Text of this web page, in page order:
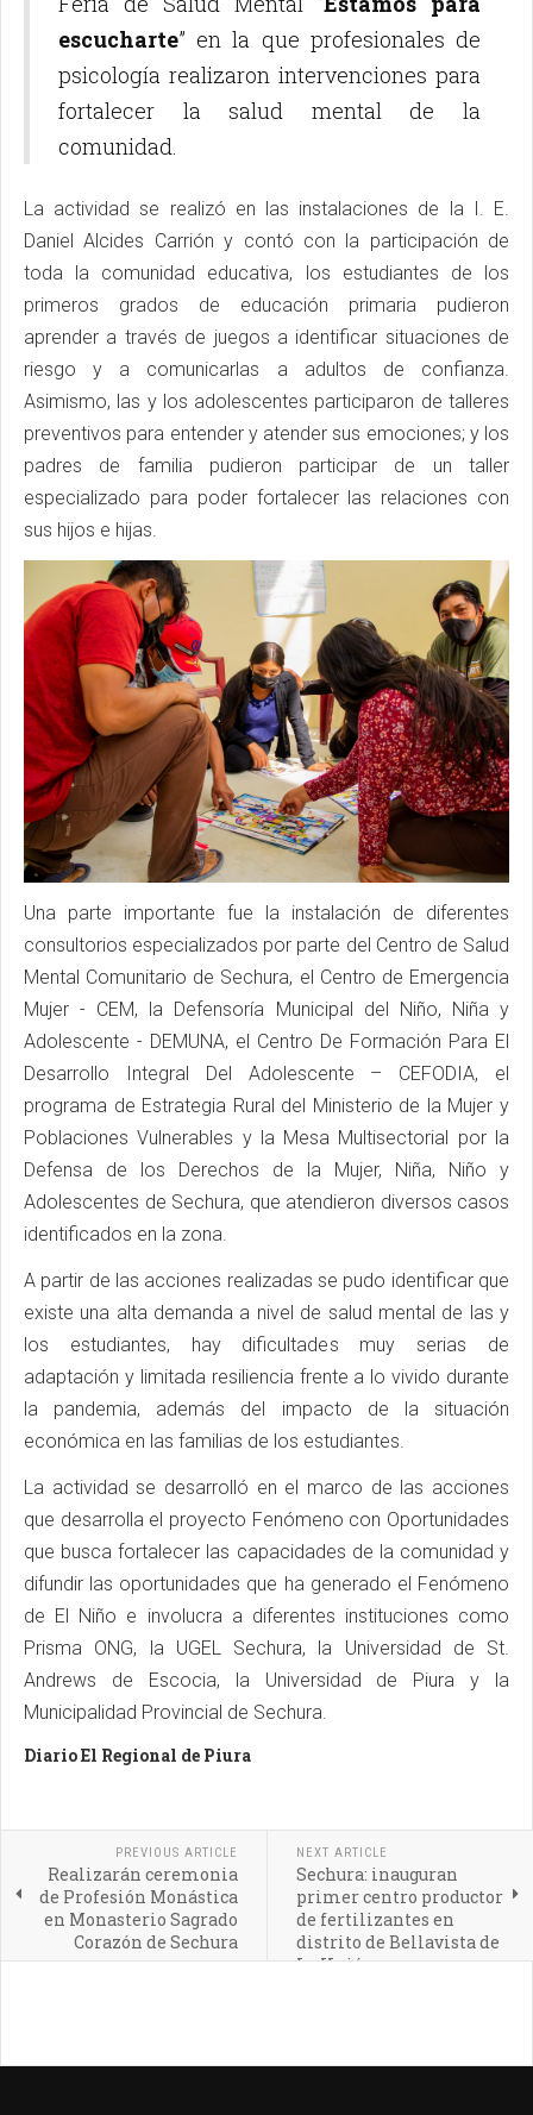
escucharte” en la que profesionales de
psicología realizaron intervenciones para
fortalecer la salud mental de la
comunidad.
La actividad se realizó en las instalaciones de la I. E.
Daniel Alcides Carrión y contó con la participación de
toda la comunidad educativa, los estudiantes de los
primeros grados de educación primaria pudieron
aprender a través de juegos a identificar situaciones de
riesgo y a comunicarlas a adultos de confianza.
Asimismo, las y los adolescentes participaron de talleres
preventivos para entender y atender sus emociones; y los
padres de familia pudieron participar de un taller
especializado para poder fortalecer las relaciones con
sus hijos e hijas.
Una parte importante fue la instalación de diferentes
consultorios especializados por parte del Centro de Salud
Mental Comunitario de Sechura, el Centro de Emergencia
Mujer - CEM, la Defensoría Municipal del Niño, Niña y
Adolescente - DEMUNA, el Centro De Formación Para El
Desarrollo Integral Del Adolescente – CEFODIA, el
programa de Estrategia Rural del Ministerio de la Mujer y
Poblaciones Vulnerables y la Mesa Multisectorial por la
Defensa de los Derechos de la Mujer, Niña, Niño y
Adolescentes de Sechura, que atendieron diversos casos
identificados en la zona.
A partir de las acciones realizadas se pudo identificar que
existe una alta demanda a nivel de salud mental de las y
los estudiantes, hay dificultades muy serias de
adaptación y limitada resiliencia frente a lo vivido durante
la pandemia, además del impacto de la situación
económica en las familias de los estudiantes.
La actividad se desarrolló en el marco de las acciones
que desarrolla el proyecto Fenómeno con Oportunidades
que busca fortalecer las capacidades de la comunidad y
difundir las oportunidades que ha generado el Fenómeno
de El Niño e involucra a diferentes instituciones como
Prisma ONG, la UGEL Sechura, la Universidad de St.
Andrews de Escocia, la Universidad de Piura y la
Municipalidad Provincial de Sechura.
Diario El Regional de Piura
PREVIOUS ARTICLE
Realizarán ceremonia
de Profesión Monástica
en Monasterio Sagrado
Corazón de Sechura
NEXT ARTICLE
Sechura: inauguran
primer centro productor
de fertilizantes en
distrito de Bellavista de
La Unión